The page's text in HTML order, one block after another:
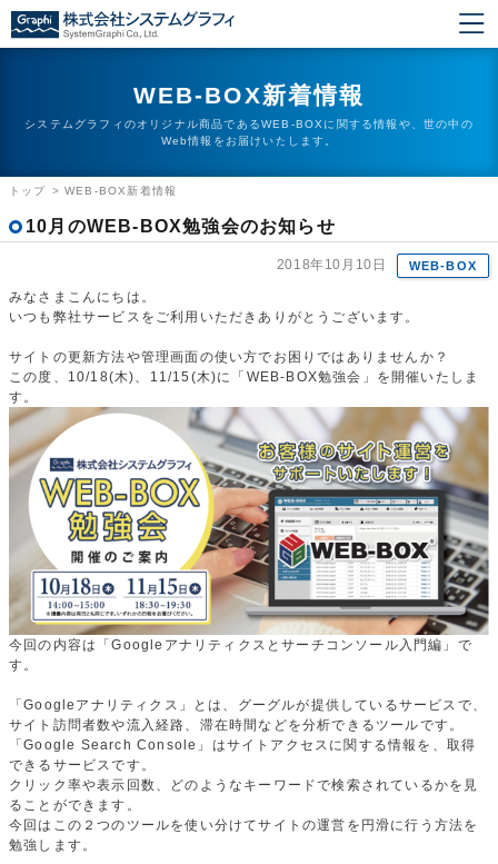
WEB-BOX新着情報
システムグラフィのオリジナル商品であるWEB-BOXに関する情報や、世の中の
Web情報をお届けいたします。
トップ >WEB-BOX新着情報
10月のWEB-BOX勉強会のお知らせ
2018年10月10日 WEB-BOX
みなさまこんにちは。
いつも弊社サービスをご利用いただきありがとうございます。
サイトの更新方法や管理画面の使い方でお困りではありませんか？
この度、10/18(木)、11/15(木)に「WEB-BOX勉強会」を開催いたしま
す。
今回の内容は「Googleアナリティクスとサーチコンソール入門編」で
す。
「Googleアナリティクス」とは、グーグルが提供しているサービスで、
サイト訪問者数や流入経路、滞在時間などを分析できるツールです。
「Google Search Console」はサイトアクセスに関する情報を、取得
できるサービスです。
クリック率や表示回数、どのようなキーワードで検索されているかを見
ることができます。
今回はこの２つのツールを使い分けてサイトの運営を円滑に行う方法を
勉強します。